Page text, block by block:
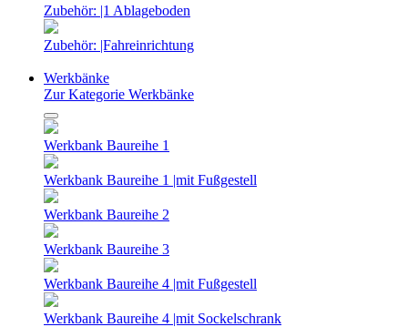
Zubehör: |1 Ablageboden
Zubehör: |Fahreinrichtung
Werkbänke
Zur Kategorie Werkbänke
Werkbank Baureihe 1
Werkbank Baureihe 1 |mit Fußgestell
Werkbank Baureihe 2
Werkbank Baureihe 3
Werkbank Baureihe 4 |mit Fußgestell
Werkbank Baureihe 4 |mit Sockelschrank